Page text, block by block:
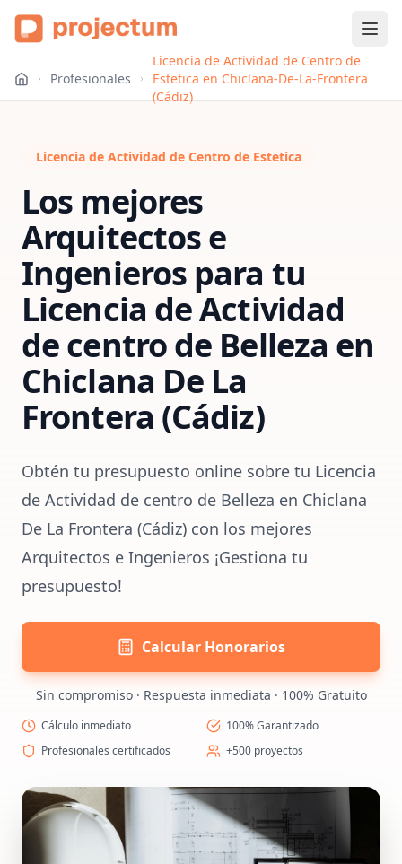
Profesionales
Licencia de Actividad de Centro de
Estetica en Chiclana-De-La-Frontera
(Cádiz)
Licencia de Actividad de Centro de Estetica
Los mejores
Arquitectos e
Ingenieros para tu
Licencia de Actividad
de centro de Belleza en
Chiclana De La
Frontera (Cádiz)
Obtén tu presupuesto online sobre tu Licencia
de Actividad de centro de Belleza en Chiclana
De La Frontera (Cádiz) con los mejores
Arquitectos e Ingenieros ¡Gestiona tu
presupuesto!
Calcular Honorarios
Sin compromiso · Respuesta inmediata · 100% Gratuito
Cálculo inmediato
100% Garantizado
Profesionales certificados
+500 proyectos